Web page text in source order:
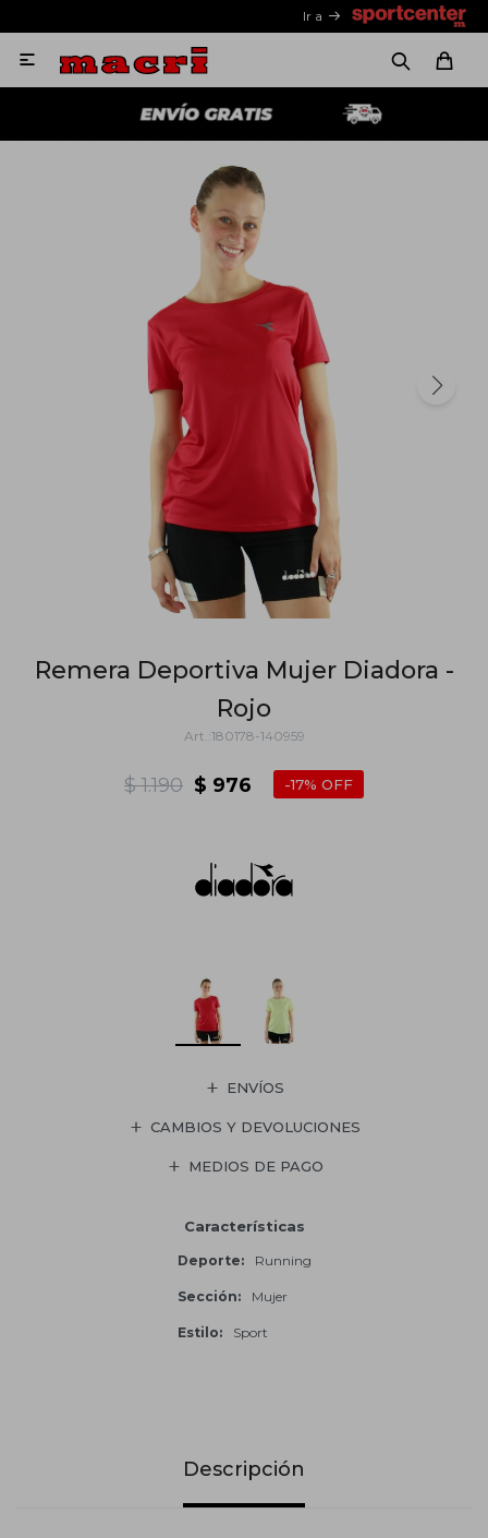
Ir a

Remera Deportiva Mujer Diadora -
Rojo
180178-140959
$ 976
$ 1.190 17
ENVÍOS
CAMBIOS Y DEVOLUCIONES
MEDIOS DE PAGO
Características
Deporte Running
Sección Mujer
Estilo Sport
Descripción